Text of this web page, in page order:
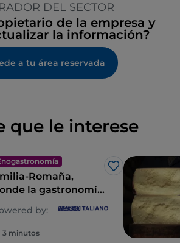
DEL SECTOR
de la empresa y
la información?
a tu área reservada
que le interese
Me gusta
Romaña,
la gastronomía
un imperio de los
by:
3 minutos